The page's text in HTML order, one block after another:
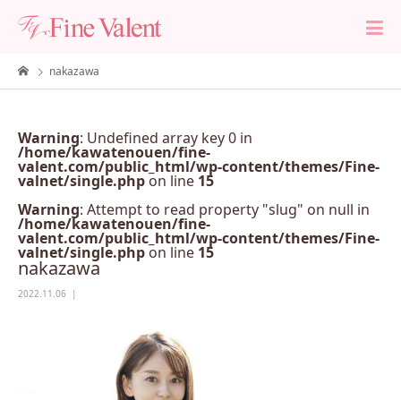
nakazawa
Warning: Undefined array key 0 in
/home/kawatenouen/fine-
valent.com/public_html/wp-content/themes/Fine-
valnet/single.phpon line 15
Warning: Attempt to read property "slug" on null in
/home/kawatenouen/fine-
valent.com/public_html/wp-content/themes/Fine-
valnet/single.phpon line 15
nakazawa
2022.11.06